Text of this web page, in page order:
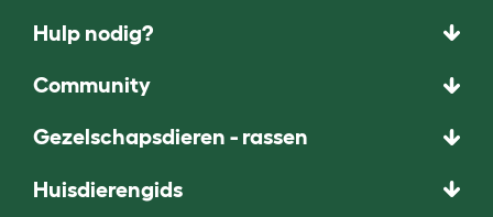
Hulp nodig?
Community
Gezelschapsdieren - rassen
Huisdierengids